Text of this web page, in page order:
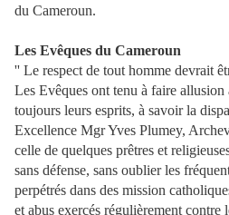
du Cameroun.
Les Evêques du Cameroun
'' Le respect de tout homme devrait
Les Evêques ont tenu à faire
toujours leurs esprits, à savoir la
Excellence Mgr Yves Plumey,
celle de quelques prêtres et
sans défense, sans oublier les
perpétrés dans des mission
et abus exercés régulièrement contre